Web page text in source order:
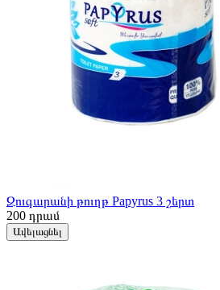
Զուգարանի թուղթ Papyrus 3 շերտ
200 դրամ
Ավելացնել